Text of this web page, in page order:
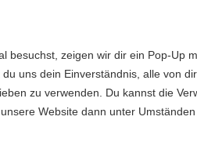
besuchst, zeigen wir dir ein Pop-Up
du uns dein Einverständnis, alle von
zu verwenden. Du kannst die
Website dann unter